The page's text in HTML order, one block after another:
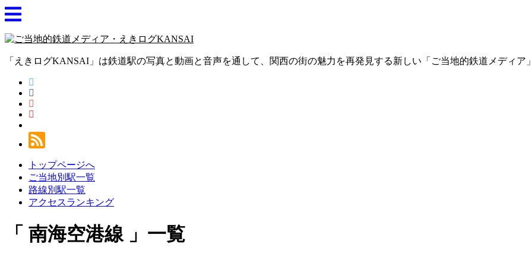
「えきログKANSAI」は鉄道駅の写真と動画と音声を通して、関西の街の魅力を再発見する新しい「ご当地的鉄道メディア
トップページへ
ご当地別駅一覧
路線別駅一覧
アクセスランキング
南海空港線 一覧